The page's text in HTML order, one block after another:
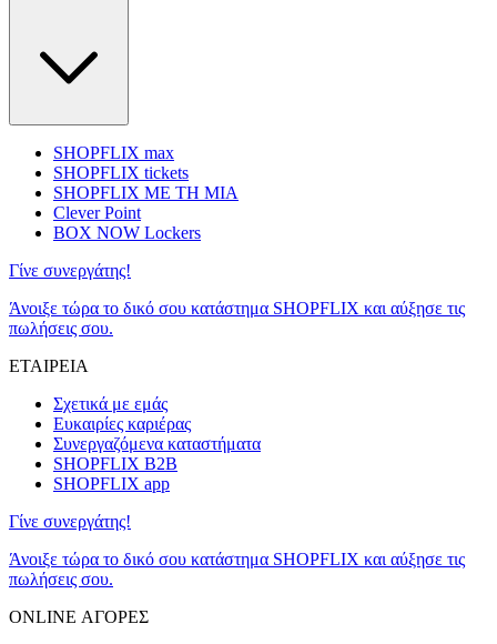
SHOPFLIX max
SHOPFLIX tickets
SHOPFLIX ΜΕ ΤΗ ΜΙΑ
Clever Point
BOX NOW Lockers
Γίνε συνεργάτης!
Άνοιξε τώρα το δικό σου κατάστημα SHOPFLIX και αύξησε τις
πωλήσεις σου.
ΕΤΑΙΡΕΙΑ
Σχετικά με εμάς
Ευκαιρίες καριέρας
Συνεργαζόμενα καταστήματα
SHOPFLIX B2B
SHOPFLIX app
Γίνε συνεργάτης!
Άνοιξε τώρα το δικό σου κατάστημα SHOPFLIX και αύξησε τις
πωλήσεις σου.
ONLINE ΑΓΟΡΕΣ